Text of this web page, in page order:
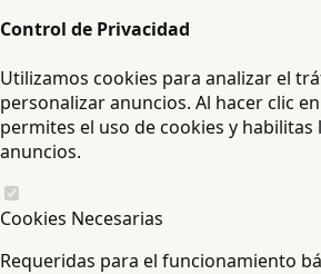
Control de Privacidad
Utilizamos cookies para analizar el
personalizar anuncios. Al hacer clic
permites el uso de cookies y
anuncios.
Cookies Necesarias
Requeridas para el funcionamiento